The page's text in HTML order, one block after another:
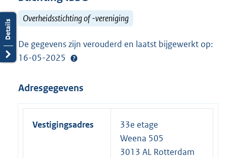
Overheidsstichting of -vereniging
De gegevens zijn verouderd en laatst bijgewerkt op:
16-05-2025
Adresgegevens
Vestigingsadres
33e etage
Weena 505
3013 AL Rotterdam